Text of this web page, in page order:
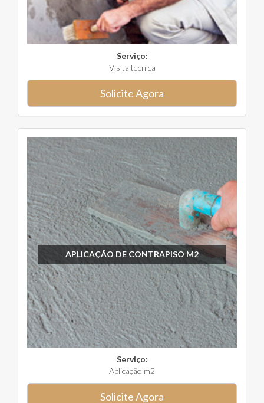
Serviço:
Visita técnica
Solicite Agora
APLICAÇÃO DE CONTRAPISO M2
Serviço:
Aplicação m2
Solicite Agora